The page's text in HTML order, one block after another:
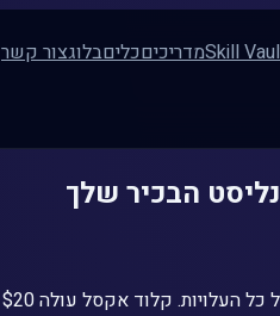
Skillמדריכיםכליםבלוגצור קשר
הבכיר שלך